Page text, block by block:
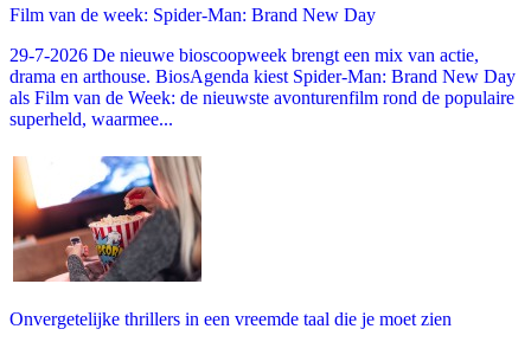
Film van de week: Spider-Man: Brand New Day
29-7-2026 De nieuwe bioscoopweek brengt een mix van actie,
drama en arthouse. BiosAgenda kiest Spider-Man: Brand New Day
als Film van de Week: de nieuwste avonturenfilm rond de populaire
superheld, waarmee...
Onvergetelijke thrillers in een vreemde taal die je moet zien